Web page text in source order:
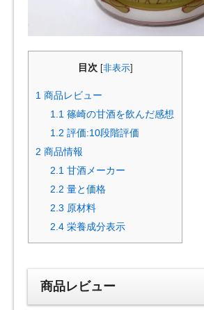
目次 非表示]
1 商品レビュー
1.1 篠崎の甘酒を飲んだ感想
1.2 評価:10段階評価
2 商品情報
2.1 甘酒メーカー
2.2 量と価格
2.3 原材料
2.4 栄養成分表示
商品レビュー